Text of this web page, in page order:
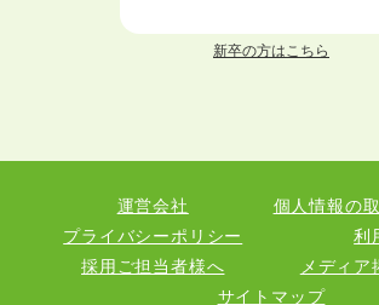
面接 記事一覧
職務経歴書 記事一覧
退職 記事一覧
新卒の方はこちら
運営会社
個人情報の
プライバシーポリシー
利
採用ご担当者様へ
メディア
サイトマップ